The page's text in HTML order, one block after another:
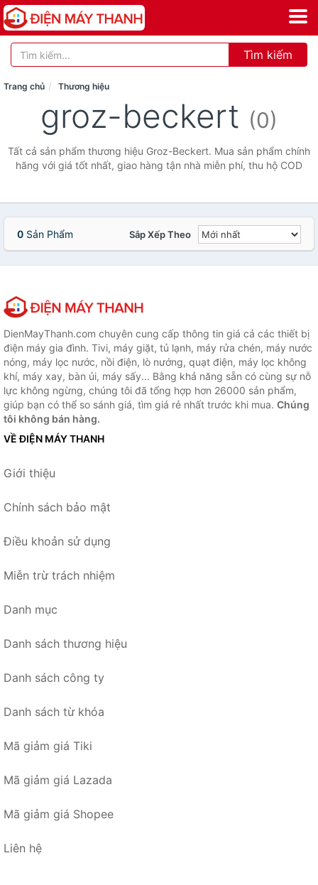
Tìm kiếm
Trang chủ Thương hiệu
groz-beckert (0)
Tất cả sản phẩm thương hiệu Groz-Beckert. Mua sản phẩm chính
hãng với giá tốt nhất, giao hàng tận nhà miễn phí, thu hộ COD
0 Sản Phẩm Sắp Xếp Theo
DienMayThanh.com chuyên cung cấp thông tin giá cả các thiết bị
điện máy gia đình. Tivi, máy giặt, tủ lạnh, máy rửa chén, máy nước
nóng, máy lọc nước, nồi điện, lò nướng, quạt điện, máy lọc không
khí, máy xay, bàn ủi, máy sấy... Bằng khả năng sẵn có cùng sự nỗ
lực không ngừng, chúng tôi đã tổng hợp hơn 26000 sản phẩm,
giúp bạn có thể so sánh giá, tìm giá rẻ nhất trước khi mua. Chúng
tôi không bán hàng.
VỀ ĐIỆN MÁY THANH
Giới thiệu
Chính sách bảo mật
Điều khoản sử dụng
Miễn trừ trách nhiệm
Danh mục
Danh sách thương hiệu
Danh sách công ty
Danh sách từ khóa
Mã giảm giá Tiki
Mã giảm giá Lazada
Mã giảm giá Shopee
Liên hệ